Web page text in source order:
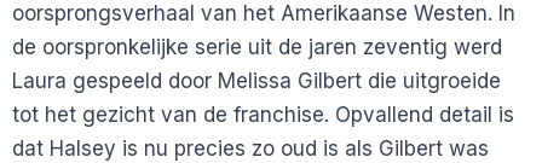
oorsprongsverhaal van het Amerikaanse Westen. In
de oorspronkelijke serie uit de jaren zeventig werd
Laura gespeeld door Melissa Gilbert die uitgroeide
tot het gezicht van de franchise. Opvallend detail is
dat Halsey is nu precies zo oud is als Gilbert was